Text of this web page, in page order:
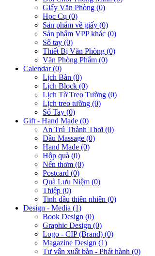
Giấy Văn Phòng (0)
Học Cụ (0)
Sản phẩm về giấy (0)
Sản phẩm VPP khác (0)
Sổ tay (0)
Thiết Bị Văn Phòng (0)
Văn Phòng Phẩm (0)
Calendar (0)
Lịch Bàn (0)
Lịch Block (0)
Lịch Tờ Treo Tường (0)
Lịch treo tường (0)
Sổ Tay (0)
Gift - Hand Made (0)
An Trú Thảnh Thơi (0)
Dầu Massage (0)
Hand Made (0)
Hộp quà (0)
Nến thơm (0)
Postcard (0)
Quà Lưu Niệm (0)
Thiệp (0)
Tinh dầu thiên nhiên (0)
Design - Media (1)
Book Design (0)
Graphic Design (0)
Logo - CIP (Brand) (0)
Magazine Design (1)
Tư vấn xuất bản - Phát hành (0)